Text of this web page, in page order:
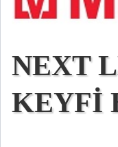
NEXT
KEYFİ